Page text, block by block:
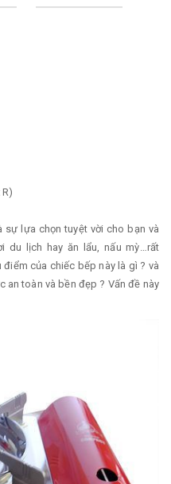
sự lựa chọn tuyệt vời cho bạn và
du lịch hay ăn lẩu, nấu mỳ…rất
của chiếc bếp này là gì ? và
toàn và bền đẹp ? Vấn đề này